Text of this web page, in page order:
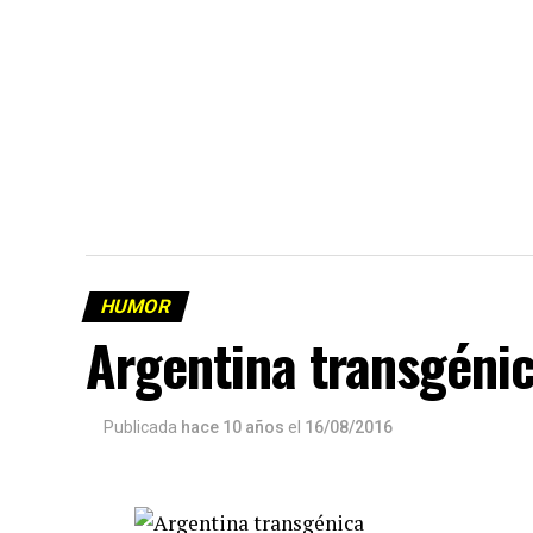
HUMOR
Argentina
Publicada hace 10 años el 16/08/2016